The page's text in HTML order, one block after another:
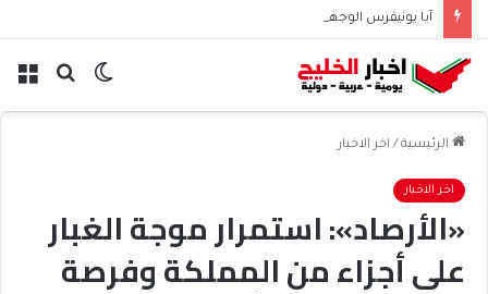
آيا يونيفرس الوجهة العائلية المثالية للترفيه والمغامرات
بحث الوضع
الرئيسية / اخر الاخبار
اخر الاخبار
«الأرصاد»: استمرار موجة الغبار
على أجزاء من المملكة وفرصة